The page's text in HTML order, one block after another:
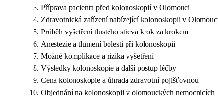
Příprava pacienta před kolonoskopií v Olomouci
Zdravotnická zařízení nabízející kolonoskopii v
Průběh vyšetření tlustého střeva krok za krokem
Anestezie a tlumení bolesti při kolonoskopii
Možné komplikace a rizika vyšetření
Výsledky kolonoskopie a další postup léčby
Cena kolonoskopie a úhrada zdravotní pojišťovnou
Objednání na kolonoskopii v olomouckých nemocnicích